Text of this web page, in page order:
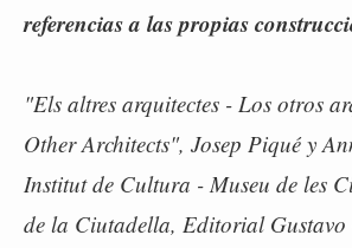
referencias a las propias
"Els altres arquitectes - Los otros
Other Architects", Josep Piqué y
Institut de Cultura - Museu de les
de la Ciutadella, Editorial